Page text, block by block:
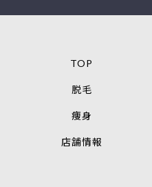
TOP
脱毛
痩身
店舗情報